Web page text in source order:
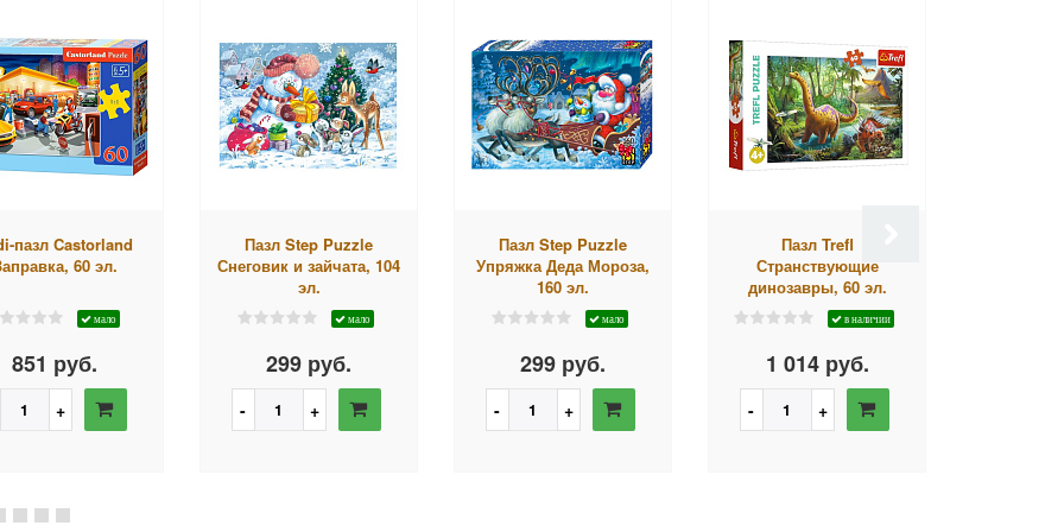
пазл Castorland
60 эл.
мало
851 руб.
Пазл Step Puzzle
Снеговик и зайчата, 104
эл.
мало
299 руб.
Пазл Step Puzzle
Упряжка Деда Мороза,
160 эл.
мало
299 руб.
Пазл Trefl
Странствующие
динозавры, 60 эл.
в наличии
1 014 руб.